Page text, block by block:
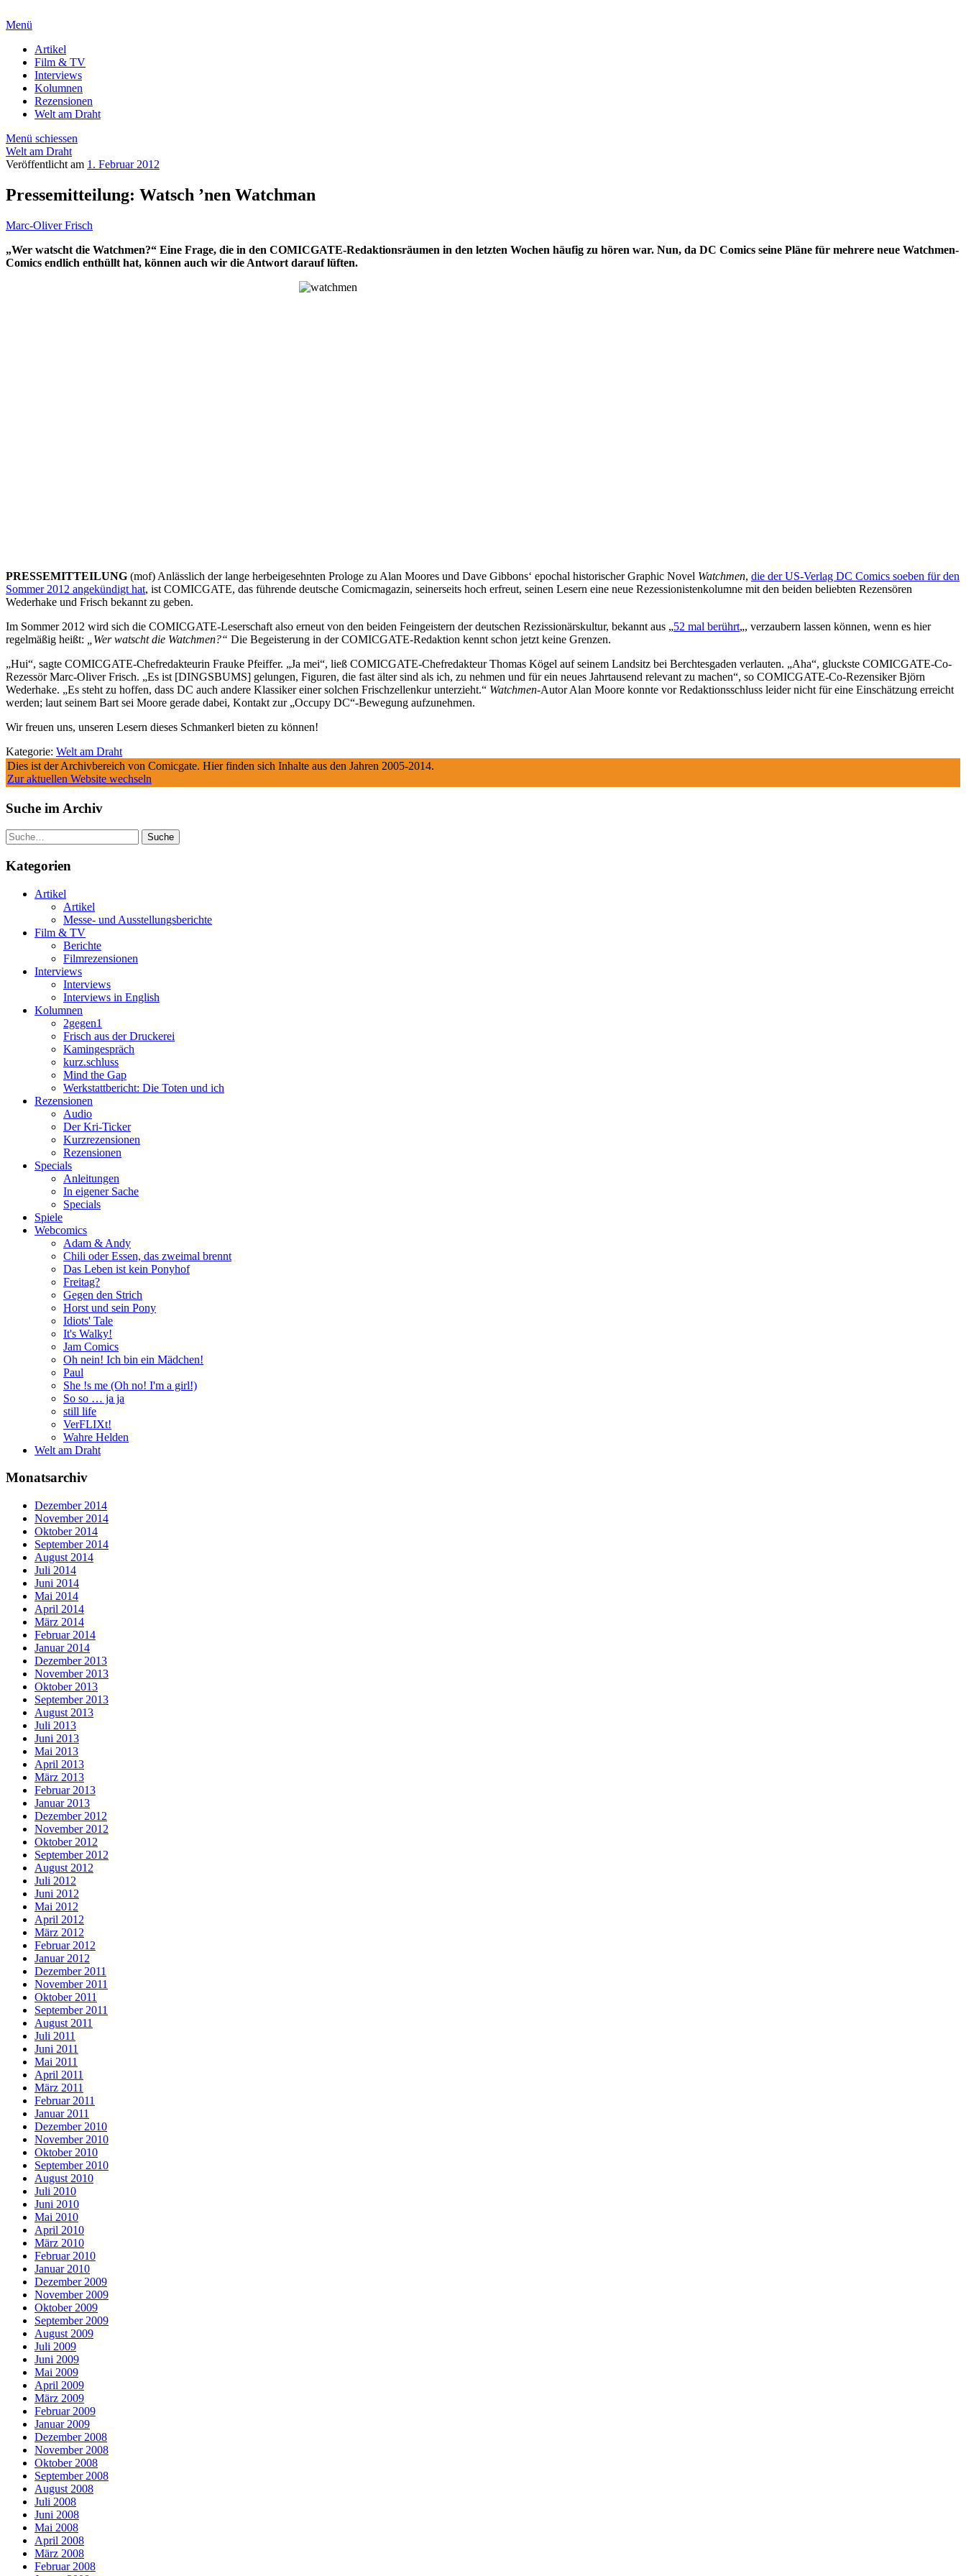
Menü
Artikel
Film & TV
Interviews
Kolumnen
Rezensionen
Welt am Draht
Menü schiessen
Welt am Draht
Veröffentlicht am 1. Februar 2012
Pressemitteilung: Watsch ’nen Watchman
Marc-Oliver Frisch
„Wer watscht die Watchmen?“ Eine Frage, die in den COMICGATE-Redaktionsräumen in den letzten Wochen häufig zu hören war. Nun, da DC Comics seine Pläne für mehrere neue Watchmen-
Comics endlich enthüllt hat, können auch wir die Antwort darauf lüften.
PRESSEMITTEILUNG (mof) Anlässlich der lange herbeigesehnten Prologe zu Alan Moores und Dave Gibbons‘ epochal historischer Graphic Novel Watchmen, die der US-Verlag DC Comics soeben für den
Sommer 2012 angekündigt hat, ist COMICGATE, das führende deutsche Comicmagazin, seinerseits hoch erfreut, seinen Lesern eine neue Rezessionistenkolumne mit den beiden beliebten Rezensören
Wederhake und Frisch bekannt zu geben.
Im Sommer 2012 wird sich die COMICGATE-Leserschaft also erneut von den beiden Feingeistern der deutschen Rezissionärskultur, bekannt aus „52 mal berührt„, verzaubern lassen können, wenn es hier
regelmäßig heißt:
„Wer watscht die Watchmen?“ Die Begeisterung in der COMICGATE-Redaktion kennt schon jetzt keine Grenzen.
„Hui“, sagte COMICGATE-Chefredakteurin Frauke Pfeiffer. „Ja mei“, ließ COMICGATE-Chefredakteur Thomas Kögel auf seinem Landsitz bei Berchtesgaden verlauten. „Aha“, gluckste COMICGATE-Co-
Rezessör Marc-Oliver Frisch. „Es ist [DINGSBUMS] gelungen, Figuren, die fast älter sind als ich, zu nehmen und für ein neues Jahrtausend relevant zu machen“, so COMICGATE-Co-Rezensiker Björn
Wederhake. „Es steht zu hoffen, dass DC auch andere Klassiker einer solchen Frischzellenkur unterzieht.“ Watchmen-Autor Alan Moore konnte vor Redaktionsschluss leider nicht für eine Einschätzung erreicht
werden; laut seinem Bart sei Moore gerade dabei, Kontakt zur „Occupy DC“-Bewegung aufzunehmen.
Wir freuen uns, unseren Lesern dieses Schmankerl bieten zu können!
Kategorie: Welt am Draht
Dies ist der Archivbereich von Comicgate. Hier finden sich Inhalte aus den Jahren 2005-2014.
Zur aktuellen Website wechseln
Suche im Archiv
Suche
Kategorien
Artikel
Artikel
Messe- und Ausstellungsberichte
Film & TV
Berichte
Filmrezensionen
Interviews
Interviews
Interviews in English
Kolumnen
2gegen1
Frisch aus der Druckerei
Kamingespräch
kurz.schluss
Mind the Gap
Werkstattbericht: Die Toten und ich
Rezensionen
Audio
Der Kri-Ticker
Kurzrezensionen
Rezensionen
Specials
Anleitungen
In eigener Sache
Specials
Spiele
Webcomics
Adam & Andy
Chili oder Essen, das zweimal brennt
Das Leben ist kein Ponyhof
Freitag?
Gegen den Strich
Horst und sein Pony
Idiots' Tale
It's Walky!
Jam Comics
Oh nein! Ich bin ein Mädchen!
Paul
She !s me (Oh no! I'm a girl!)
So so … ja ja
still life
VerFLIXt!
Wahre Helden
Welt am Draht
Monatsarchiv
Dezember 2014
November 2014
Oktober 2014
September 2014
August 2014
Juli 2014
Juni 2014
Mai 2014
April 2014
März 2014
Februar 2014
Januar 2014
Dezember 2013
November 2013
Oktober 2013
September 2013
August 2013
Juli 2013
Juni 2013
Mai 2013
April 2013
März 2013
Februar 2013
Januar 2013
Dezember 2012
November 2012
Oktober 2012
September 2012
August 2012
Juli 2012
Juni 2012
Mai 2012
April 2012
März 2012
Februar 2012
Januar 2012
Dezember 2011
November 2011
Oktober 2011
September 2011
August 2011
Juli 2011
Juni 2011
Mai 2011
April 2011
März 2011
Februar 2011
Januar 2011
Dezember 2010
November 2010
Oktober 2010
September 2010
August 2010
Juli 2010
Juni 2010
Mai 2010
April 2010
März 2010
Februar 2010
Januar 2010
Dezember 2009
November 2009
Oktober 2009
September 2009
August 2009
Juli 2009
Juni 2009
Mai 2009
April 2009
März 2009
Februar 2009
Januar 2009
Dezember 2008
November 2008
Oktober 2008
September 2008
August 2008
Juli 2008
Juni 2008
Mai 2008
April 2008
März 2008
Februar 2008